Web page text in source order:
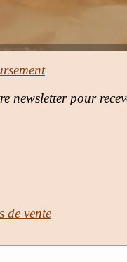
newsletter pour
de vente